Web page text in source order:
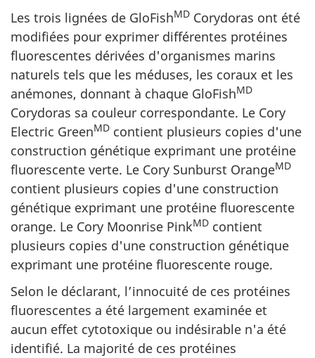
Les trois lignées de GloFishMD Corydoras ont été
modifiées pour exprimer différentes protéines
fluorescentes dérivées d'organismes marins
naturels tels que les méduses, les coraux et les
anémones, donnant à chaque GloFishMD
Corydoras sa couleur correspondante. Le Cory
Electric GreenMD contient plusieurs copies d'une
construction génétique exprimant une protéine
fluorescente verte. Le Cory Sunburst OrangeMD
contient plusieurs copies d'une construction
génétique exprimant une protéine fluorescente
orange. Le Cory Moonrise PinkMD contient
plusieurs copies d'une construction génétique
exprimant une protéine fluorescente rouge.
Selon le déclarant, l’innocuité de ces protéines
fluorescentes a été largement examinée et
aucun effet cytotoxique ou indésirable n'a été
identifié. La majorité de ces protéines